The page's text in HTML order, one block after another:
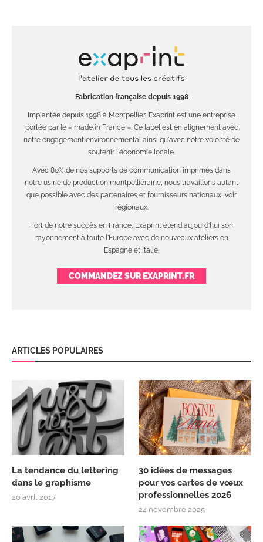
Fabrication française depuis 1998
Implantée depuis 1998 à Montpellier, Exaprint est une entreprise
portée par le « made in France ». Ce label est en alignement avec
notre engagement environnemental ainsi qu'avec notre volonté de
soutenir l'économie locale.
Avec 80% de nos supports de communication imprimés dans
notre usine de production montpelliéraine, nous travaillons autant
que possible avec des partenaires et fournisseurs nationaux, voir
régionaux.
Fort de notre succès en France, Exaprint étend aujourd'hui son
rayonnement à toute l'Europe avec de nouveaux ateliers en
Espagne et Italie.
COMMANDEZ SUR EXAPRINT.FR
ARTICLES POPULAIRES
La tendance du lettering
dans le graphisme
20 avril 2017
30 idées de messages
pour vos cartes de vœux
professionnelles 2026
24 novembre 2025